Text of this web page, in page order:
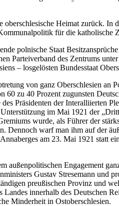
Heimat zurück.
für die katholische
polnische Staat
Parteiverband des Zentrums
– losgelösten Bundesstaat
von ganz Oberschlesien an
zu 40 Prozent zugunsten
Präsidenten der Interalliierten
im Mai 1921 der
wurde, als Führer der
warf man ihm auf der
am 23. Mai 1921 statt
Engagement
Gustav Stresemann und
preußischen Provinz und
innerhalb des Deutschen
Minderheit in Ostoberschlesien.